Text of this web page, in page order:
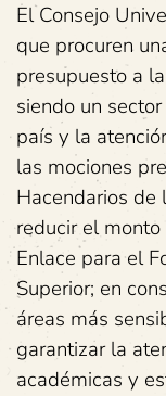
El Consejo
que procuren
presupuesto a
siendo un
país y la
las mociones
Hacendarios de
reducir el
Enlace para el
Superior; en
áreas más
garantizar la
académicas y